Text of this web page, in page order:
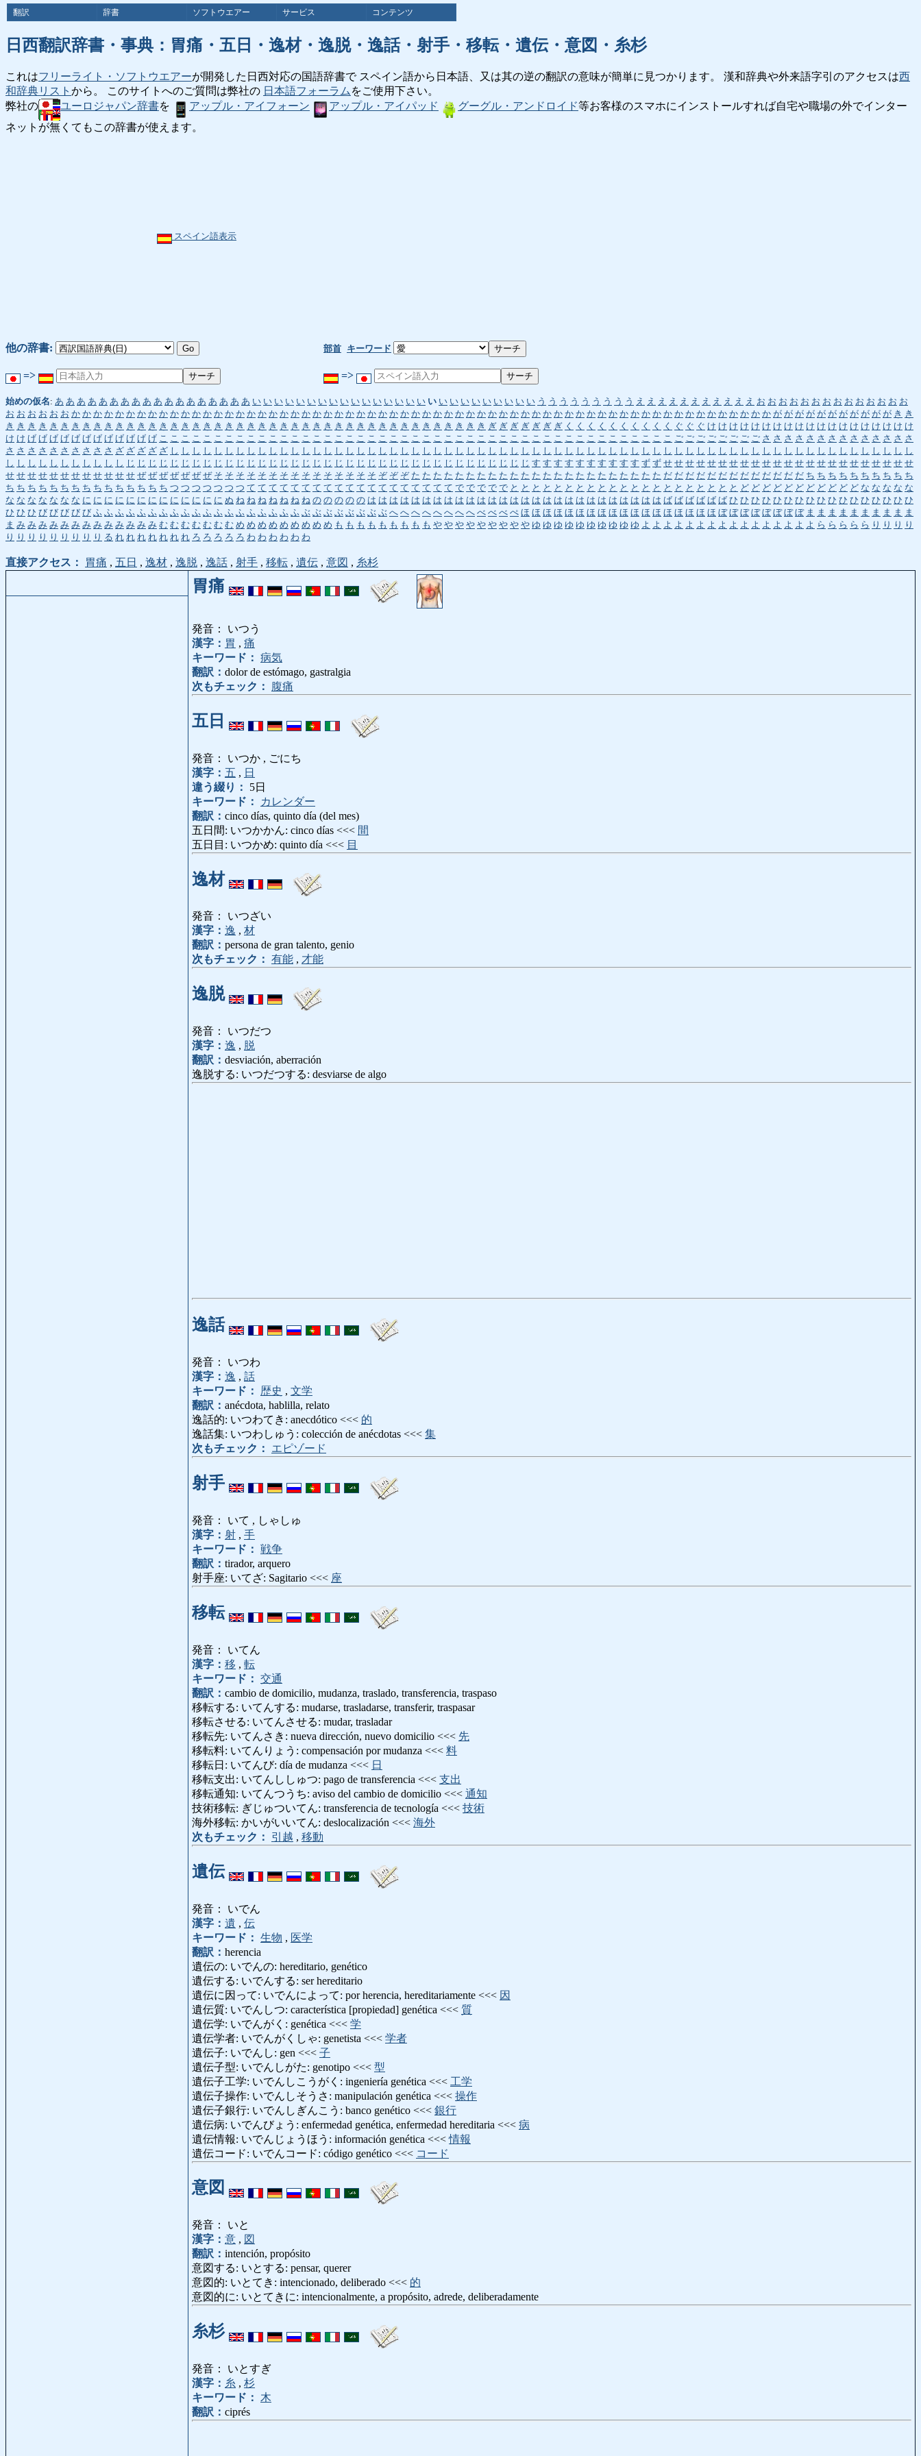
翻訳 辞書 ソフトウエアー サービス コンテンツ
日西翻訳辞書・事典：胃痛・五日・逸材・逸脱・逸話・射手・移転・遺伝・意図・糸杉
これはフリーライト・ソフトウエアーが開発した日西対応の国語辞書で スペイン語から日本語、又は其の逆の翻訳の意味が簡単に見つかります。 漢和辞典や外来語字引のアクセスは西
和辞典リスト から。 このサイトへのご質問は弊社の 日本語フォーラム をご使用下さい。
弊社の
ユーロジャパン辞書を アップル・アイフォーン アップル・アイパッド グーグル・アンドロイド等お客様のスマホにインストールすれば自宅や職場の外でインター
ネットが無くてもこの辞書が使えます。
スペイン語表示
他の辞書: 部首 キーワード
=> =>
始めの仮名: あ あ あ あ あ あ あ あ あ あ あ あ あ あ あ あ あ あ い い い い い い い い い い い い い い い い い い い い い い い い い い う う う う う う う う う え え え え え え え え え え え お お お お お お お お お お お お お お
お お お お お お か か か か か か か か か か か か か か か か か か か か か か か か か か か か か か か か か か か か か か か か か か か か か か か か か か か か か か か か か か か か か か か か が が が が が が が が が が が き き
き き き き き き き き き き き き き き き き き き き き き き き き き き き き き き き き き き き き き き き き き き き き ぎ ぎ ぎ ぎ ぎ ぎ ぎ く く く く く く く く く く ぐ ぐ ぐ け け け け け け け け け け け け け け け け け け け
け け げ げ げ げ げ げ げ げ げ げ げ げ こ こ こ こ こ こ こ こ こ こ こ こ こ こ こ こ こ こ こ こ こ こ こ こ こ こ こ こ こ こ こ こ こ こ こ こ こ こ こ こ こ こ こ こ こ こ こ ご ご ご ご ご ご ご ご さ さ さ さ さ さ さ さ さ さ さ さ さ さ
さ さ さ さ さ さ さ さ さ さ ざ ざ ざ ざ ざ し し し し し し し し し し し し し し し し し し し し し し し し し し し し し し し し し し し し し し し し し し し し し し し し し し し し し し し し し し し し し し し し し し し し
し し し し し し し し し し し じ じ じ じ じ じ じ じ じ じ じ じ じ じ じ じ じ じ じ じ じ じ じ じ じ じ じ じ じ じ じ じ じ じ じ じ じ す す す す す す す す す す ず ず せ せ せ せ せ せ せ せ せ せ せ せ せ せ せ せ せ せ せ せ せ せ せ
せ せ せ せ せ せ せ せ せ せ せ せ ぜ ぜ ぜ ぜ ぜ ぜ ぜ そ そ そ そ そ そ そ そ そ そ そ そ そ そ そ ぞ ぞ ぞ た た た た た た た た た た た た た た た た た た た た た た た だ だ だ だ だ だ だ だ だ だ だ だ だ ち ち ち ち ち ち ち ち ち ち
ち ち ち ち ち ち ち ち ち ち ち ち ち ち ち つ つ つ つ つ つ つ て て て て て て て て て て て て て て て て て て て で で で で で と と と と と と と と と と と と と と と と と と と と と ど ど ど ど ど ど ど ど ど ど ど な な な な な
な な な な な な な に に に に に に に に に に に に に ぬ ね ね ね ね ね ね ね の の の の の は は は は は は は は は は は は は は は は は は は は は は は は は は は ば ば ば ば ば ば ひ ひ ひ ひ ひ ひ ひ ひ ひ ひ ひ ひ ひ ひ ひ ひ ひ
ひ ひ ひ び び び び び ふ ふ ふ ふ ふ ふ ふ ふ ふ ふ ふ ふ ふ ふ ふ ふ ふ ふ ふ ぶ ぶ ぶ ぶ ぶ ぶ ぶ ぶ へ へ へ へ へ へ へ へ べ べ べ ぺ ほ ほ ほ ほ ほ ほ ほ ほ ほ ほ ほ ほ ほ ほ ほ ほ ほ ほ ぼ ぼ ぼ ぼ ぼ ぼ ぼ ぼ ま ま ま ま ま ま ま ま ま ま
ま み み み み み み み み み み み み み む む む む む む む め め め め め め め め め も も も も も も も も も や や や や や や や や や ゆ ゆ ゆ ゆ ゆ ゆ ゆ ゆ ゆ ゆ よ よ よ よ よ よ よ よ よ よ よ よ よ よ よ よ ら ら ら ら ら り り り り
り り り り り り り り り る れ れ れ れ れ れ れ ろ ろ ろ ろ ろ わ わ わ わ わ わ
直接アクセス： 胃痛 , 五日 , 逸材 , 逸脱 , 逸話 , 射手 , 移転 , 遺伝 , 意図 , 糸杉
胃痛
発音： いつう
漢字： 胃 , 痛
キーワード： 病気
翻訳： dolor de estómago, gastralgia
次もチェック：
腹痛
五日
発音： いつか , ごにち
漢字： 五 , 日
違う綴り：
5日
キーワード：
カレンダー
翻訳： cinco días, quinto día (del mes)
五日間: いつかかん: cinco días <<< 間
五日目: いつかめ: quinto día <<< 目
逸材
発音： いつざい
漢字： 逸 , 材
翻訳： persona de gran talento, genio
次もチェック： 有能 , 才能
逸脱
発音： いつだつ
漢字： 逸 , 脱
翻訳： desviación, aberración
逸脱する: いつだつする: desviarse de algo
逸話
発音： いつわ
漢字： 逸 , 話
キーワード：
歴史 , 文学
翻訳： anécdota, hablilla, relato
逸話的: いつわてき: anecdótico <<< 的
逸話集: いつわしゅう: colección de anécdotas <<< 集
次もチェック：
エピゾード
射手
発音： いて , しゃしゅ
漢字： 射 , 手
キーワード： 戦争
翻訳： tirador, arquero
射手座: いてざ: Sagitario <<< 座
移転
発音： いてん
漢字： 移 , 転
キーワード： 交通
翻訳： cambio de domicilio, mudanza, traslado, transferencia, traspaso
移転する: いてんする: mudarse, trasladarse, transferir, traspasar
移転させる: いてんさせる: mudar, trasladar
移転先: いてんさき: nueva dirección, nuevo domicilio <<< 先
移転料: いてんりょう: compensación por mudanza <<< 料
移転日: いてんび: día de mudanza <<< 日
移転支出: いてんししゅつ: pago de transferencia <<< 支出
移転通知: いてんつうち: aviso del cambio de domicilio <<< 通知
技術移転: ぎじゅついてん: transferencia de tecnología <<< 技術
海外移転: かいがいいてん: deslocalización <<< 海外
次もチェック：
引越 , 移動
遺伝
発音： いでん
漢字： 遺 , 伝
キーワード： 生物 , 医学
翻訳： herencia
遺伝の: いでんの: hereditario, genético
遺伝する: いでんする: ser hereditario
遺伝に因って: いでんによって: por herencia, hereditariamente <<< 因
遺伝質: いでんしつ: característica [propiedad] genética <<< 質
遺伝学: いでんがく: genética <<< 学
遺伝学者: いでんがくしゃ: genetista <<< 学者
遺伝子: いでんし: gen <<< 子
遺伝子型: いでんしがた: genotipo <<< 型
遺伝子工学: いでんしこうがく: ingeniería genética <<< 工学
遺伝子操作: いでんしそうさ: manipulación genética <<< 操作
遺伝子銀行: いでんしぎんこう: banco genético <<< 銀行
遺伝病: いでんびょう: enfermedad genética, enfermedad hereditaria <<< 病
遺伝情報: いでんじょうほう: información genética <<<情報
遺伝コード: いでんコード: código genético <<< コード
意図
発音： いと
漢字： 意 , 図
翻訳： intención, propósito
意図する: いとする: pensar, querer
意図的: いとてき: intencionado, deliberado <<< 的
意図的に: いとてきに: intencionalmente, a propósito, adrede, deliberadamente
糸杉
発音： いとすぎ
漢字： 糸 , 杉
キーワード：
木
翻訳： ciprés